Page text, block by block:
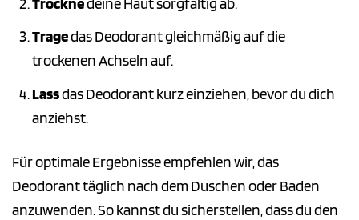
Tragedas Deodorant gleichmäßig auf die
trockenen Achseln auf.
Lassdas Deodorant kurz einziehen, bevor du dich
anziehst.
Für optimale Ergebnisse empfehlen wir, das
Deodorant täglich nach dem Duschen oder Baden
anzuwenden. So kannst du sicherstellen, dass du den